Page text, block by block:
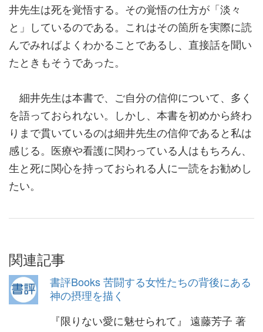
井先生は死を覚悟する。その覚悟の仕方が「淡々
と」しているのである。これはその箇所を実際に読
んでみればよくわかることであるし、直接話を聞い
たときもそうであった。
細井先生は本書で、ご自分の信仰について、多く
を語っておられない。しかし、本書を初めから終わ
りまで貫いているのは細井先生の信仰であると私は
感じる。医療や看護に関わっている人はもちろん、
生と死に関心を持っておられる人に一読をお勧めし
たい。
関連記事
書評Books 苦闘する女性たちの背後にある
神の摂理を描く
『限りない愛に魅せられて』 遠藤芳子 著